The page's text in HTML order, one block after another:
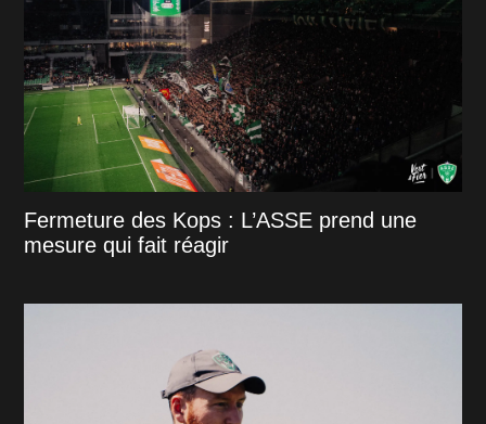
Fermeture des Kops : L’ASSE prend une
mesure qui fait réagir